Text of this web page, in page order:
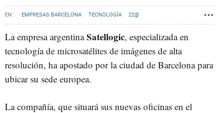
EMPRESAS BARCELONA TECNOLOGÍA 22@
La empresa argentinaSatellogic, especializada en
tecnología de microsatélites de imágenes de alta
resolución, ha apostado por la ciudad de Barcelona para
ubicar su sede europea.
La compañía, que situará sus nuevas oficinas en el